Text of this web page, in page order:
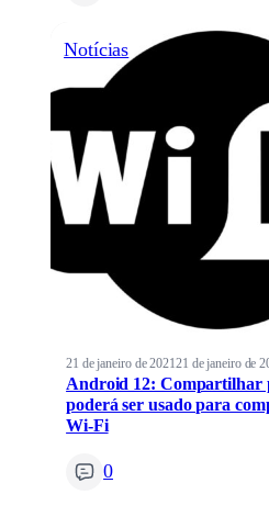
Notícias
21 de janeiro de 202121 de janeiro de
Android 12: Compartilhar
poderá ser usado para
Wi-Fi
0